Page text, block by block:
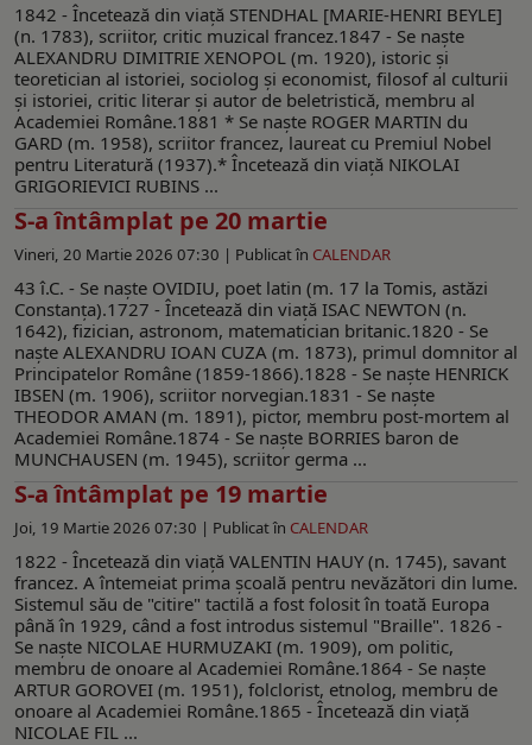
1842 - Încetează din viaţă STENDHAL [MARIE-HENRI BEYLE]
(n. 1783), scriitor, critic muzical francez.1847 - Se naşte
ALEXANDRU DIMITRIE XENOPOL (m. 1920), istoric şi
teoretician al istoriei, sociolog şi economist, filosof al culturii
şi istoriei, critic literar şi autor de beletristică, membru al
Academiei Române.1881 * Se naşte ROGER MARTIN du
GARD (m. 1958), scriitor francez, laureat cu Premiul Nobel
pentru Literatură (1937).* Încetează din viaţă NIKOLAI
GRIGORIEVICI RUBINS ...
S-a întâmplat pe 20 martie
Vineri, 20 Martie 2026 07:30 | Publicat în CALENDAR
43 î.C. - Se naşte OVIDIU, poet latin (m. 17 la Tomis, astăzi
Constanţa).1727 - Încetează din viaţă ISAC NEWTON (n.
1642), fizician, astronom, matematician britanic.1820 - Se
naşte ALEXANDRU IOAN CUZA (m. 1873), primul domnitor al
Principatelor Române (1859-1866).1828 - Se naşte HENRICK
IBSEN (m. 1906), scriitor norvegian.1831 - Se naşte
THEODOR AMAN (m. 1891), pictor, membru post-mortem al
Academiei Române.1874 - Se naşte BORRIES baron de
MUNCHAUSEN (m. 1945), scriitor germa ...
S-a întâmplat pe 19 martie
Joi, 19 Martie 2026 07:30 | Publicat în CALENDAR
1822 - Încetează din viaţă VALENTIN HAUY (n. 1745), savant
francez. A întemeiat prima şcoală pentru nevăzători din lume.
Sistemul său de "citire" tactilă a fost folosit în toată Europa
până în 1929, când a fost introdus sistemul "Braille". 1826 -
Se naşte NICOLAE HURMUZAKI (m. 1909), om politic,
membru de onoare al Academiei Române.1864 - Se naşte
ARTUR GOROVEI (m. 1951), folclorist, etnolog, membru de
onoare al Academiei Române.1865 - Încetează din viaţă
NICOLAE FIL ...